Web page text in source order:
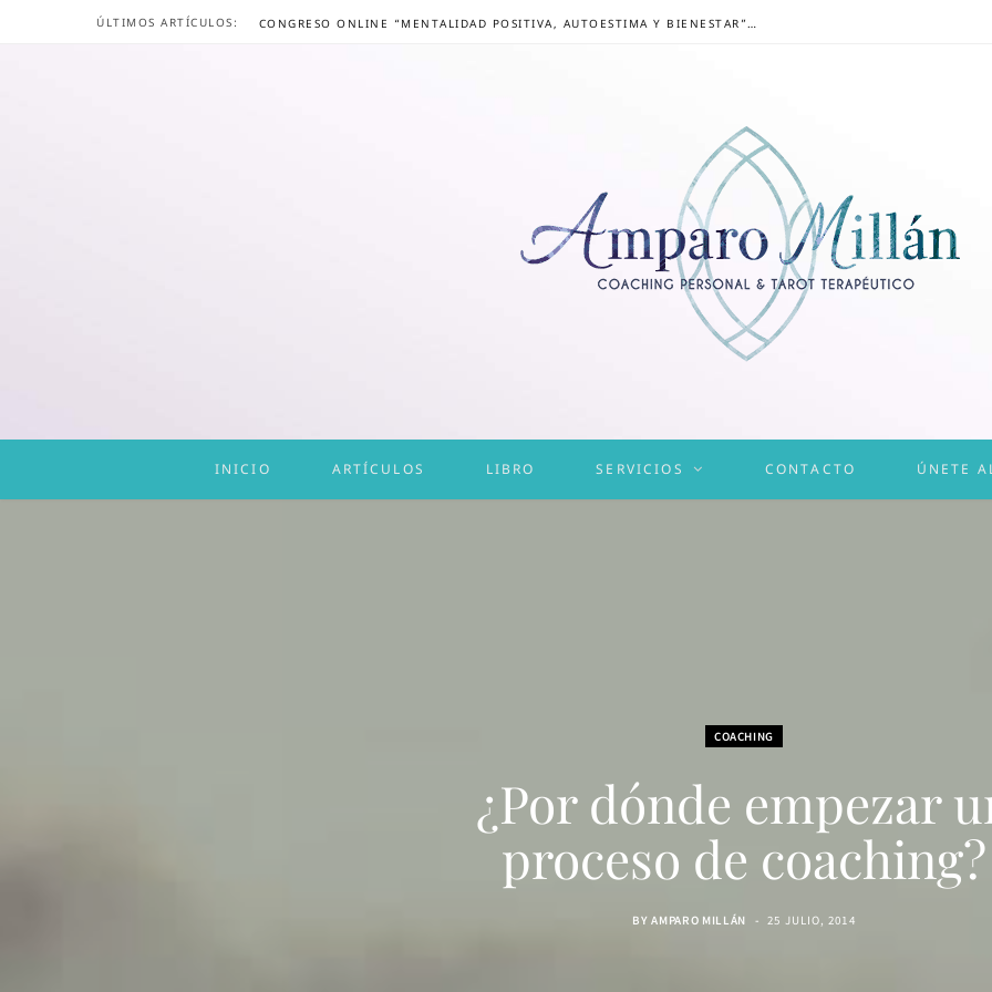
ÚLTIMOS ARTÍCULOS: CONGRESO ONLINE “MENTALIDAD POSITIVA, AUTOESTIMA Y BIENESTAR”: UN CAMINO HACIA UNA VIDA EQUILIBRADA
INICIO ARTÍCULOS LIBRO SERVICIOS CONTACTO ÚNETE
COACHING
¿Por dónde empezar
proceso de coaching?
BYAMPARO MILLÁN 25 JULIO, 2014